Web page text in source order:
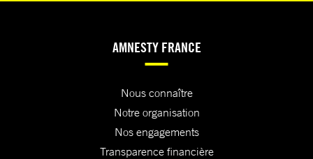
AMNESTY FRANCE
Nous connaître
Notre organisation
Nos engagements
Transparence financière